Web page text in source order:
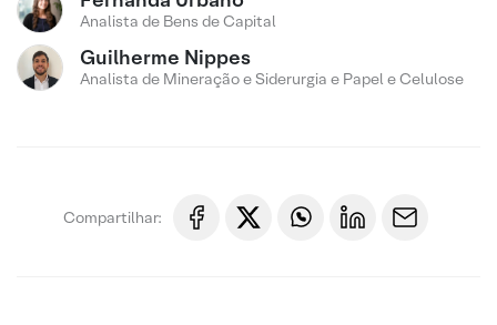
Analista de Bens de Capital
Guilherme Nippes
Analista de Mineração e Siderurgia e Papel e Celulose
Compartilhar: